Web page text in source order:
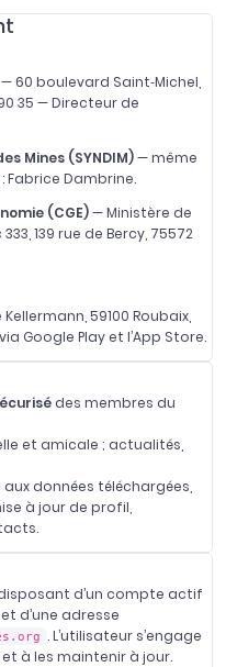
60 boulevard Saint‑Michel,
90 35 — Directeur de
Mines (SYNDIM)— même
Dambrine.
(CGE)— Ministère de
139 rue de Bercy, 75572
Kellermann, 59100 Roubaix,
Google Play et l’App Store.
des membres du
et amicale ; actualités,
données téléchargées,
à jour de profil,
d’un compte actif
et d’une adresse
. L’utilisateur s’engage
à les maintenir à jour.